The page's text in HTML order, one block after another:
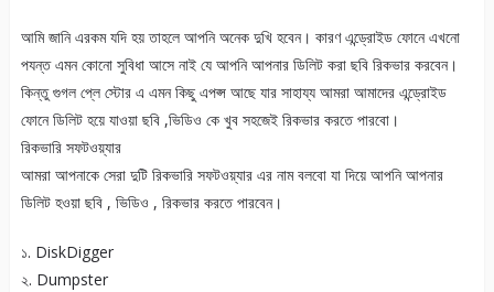
আমি জানি এরকম যদি হয় তাহলে আপনি অনেক দুখি হবেন। কারণ এন্ড্রোইড ফোনে এখনো
পযন্ত এমন কোনো সুবিধা আসে নাই যে আপনি আপনার ডিলিট করা ছবি রিকভার করবেন।
কিন্তু গুগল প্লে স্টোর এ এমন কিছু এপপ্স আছে যার সাহায্য আমরা আমাদের এন্ড্রোইড
ফোনে ডিলিট হয়ে যাওয়া ছবি ,ভিডিও কে খুব সহজেই রিকভার করতে পারবো।
রিকভারি সফটওয়্যার
আমরা আপনাকে সেরা দুটি রিকভারি সফটওয়্যার এর নাম বলবো যা দিয়ে আপনি আপনার
ডিলিট হওয়া ছবি , ভিডিও , রিকভার করতে পারবেন।
১. DiskDigger
২. Dumpster